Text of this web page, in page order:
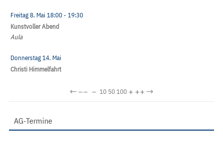
Freitag 8. Mai 18:00- 19:30
Kunstvoller Abend
Aula
Donnerstag 14. Mai
Christi Himmelfahrt
←−− − 10 50100 + ++→
AG-Termine